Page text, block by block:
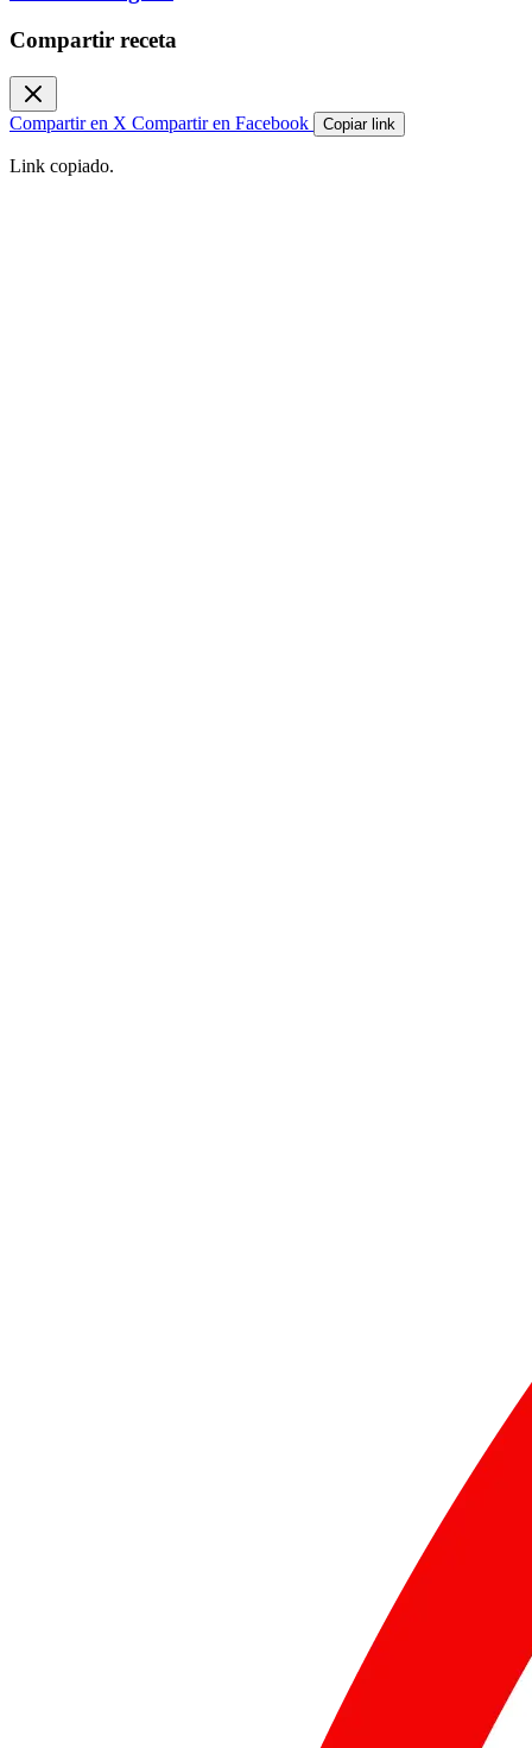
Compartir receta
Compartir en X Compartir en Facebook Copiar link
Link copiado.